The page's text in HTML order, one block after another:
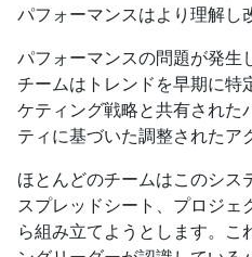
パフォーマンスはより理解し
パフォーマンスの問題が発生
チームはトレンドを早期に特
ケティング戦略と共有された
ティに基づいた調整されたア
ほとんどのチームはこのシス
スプレッドシート、プロジェ
ら組み立てようとします。こ